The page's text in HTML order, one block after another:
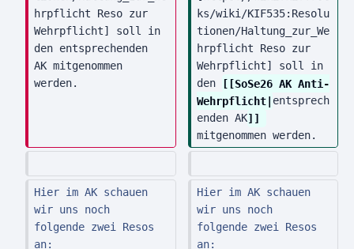
u
g
hrpflicht Reso zur
Wehrpflicht] soll in
den entsprechenden
AK mitgenommen
werden.
ks/wiki/KIF535:Resolu
tionen/Haltung_zur_We
hrpflicht Reso zur
Wehrpflicht] soll in
den
[[SoSe26 AK Anti-
Wehrpflicht| entsprech
enden AK]]
mitgenommen werden.
Hier im AK schauen
wir uns noch
folgende zwei Resos
an:
Hier im AK schauen
wir uns noch
folgende zwei Resos
an: